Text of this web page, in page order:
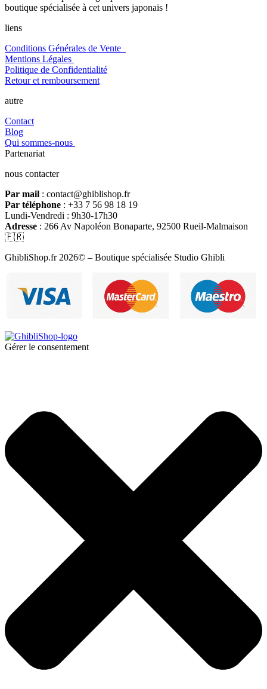
boutique spécialisée à cet univers japonais !
liens
Conditions Générales de Vente
Mentions Légales
Politique de Confidentialité
Retour et remboursement
autre
Contact
Blog
Qui sommes-nous
Partenariat
nous contacter
Par mail : contact@ghiblishop.fr
Par téléphone : +33 7 56 98 18 19
Lundi-Vendredi : 9h30-17h30
Adresse : 266 Av Napoléon Bonaparte, 92500 Rueil-Malmaison
🇫🇷
GhibliShop.fr 2026© – Boutique spécialisée Studio Ghibli
Gérer le consentement